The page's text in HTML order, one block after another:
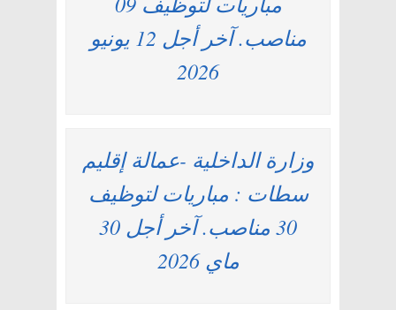
مناصب. آخر أجل 12 يونيو
2026
وزارة الداخلية -عمالة إقليم
سطات : مباريات لتوظيف
30 مناصب. آخر أجل 30
ماي 2026